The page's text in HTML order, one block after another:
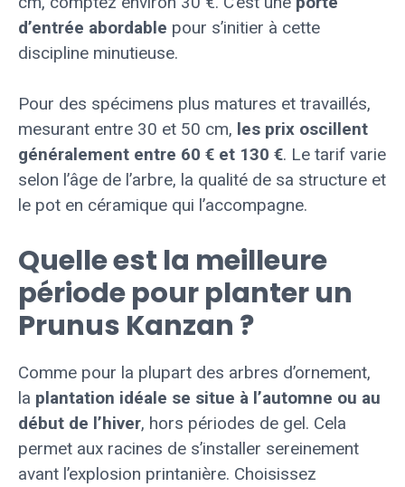
d’entrée abordable pour s’initier à cette
discipline minutieuse.
Pour des spécimens plus matures et travaillés,
mesurant entre 30 et 50 cm, les prix oscillent
généralement entre 60 € et 130 €. Le tarif varie
selon l’âge de l’arbre, la qualité de sa structure et
le pot en céramique qui l’accompagne.
Quelle est la meilleure
période pour planter un
Prunus Kanzan ?
Comme pour la plupart des arbres d’ornement,
la plantation idéale se situe à l’automne ou au
début de l’hiver, hors périodes de gel. Cela
permet aux racines de s’installer sereinement
avant l’explosion printanière. Choisissez